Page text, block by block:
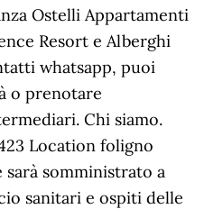
Ostelli Appartamenti
Resort e Alberghi
whatsapp, puoi
o prenotare
Chi siamo.
Location foligno
sarà somministrato a
sanitari e ospiti delle